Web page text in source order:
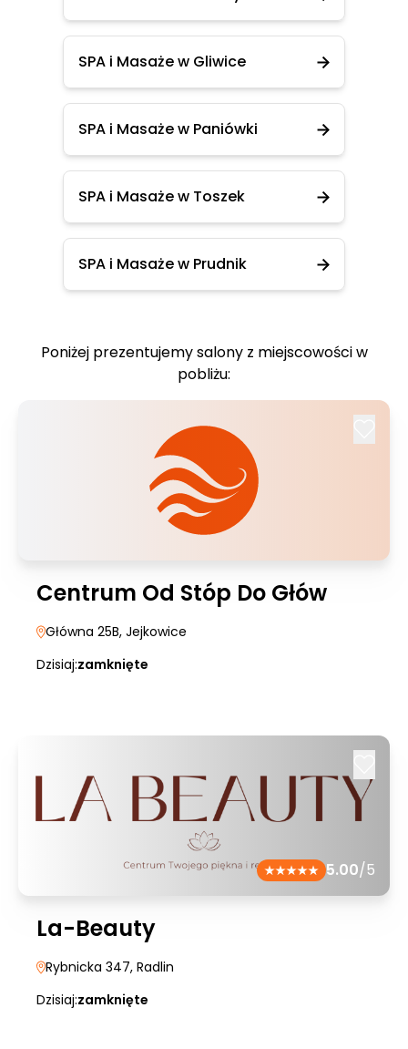
SPA i Masaże w Gliwice
SPA i Masaże w Paniówki
SPA i Masaże w Toszek
SPA i Masaże w Prudnik
Poniżej prezentujemy salony z miejscowości w
pobliżu:
Centrum Od Stóp Do Głów
Główna 25B, Jejkowice
Dzisiaj:zamknięte
5.00/5
La-Beauty
Rybnicka 347, Radlin
Dzisiaj:zamknięte